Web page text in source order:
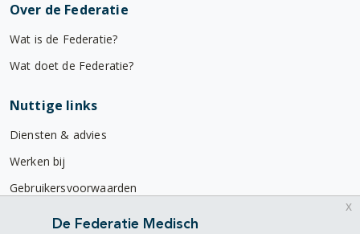
Over de Federatie
Wat is de Federatie?
Wat doet de Federatie?
Nuttige links
Diensten & advies
Werken bij
Gebruikersvoorwaarden
Privacyverklaring
De Federatie Medisch
x